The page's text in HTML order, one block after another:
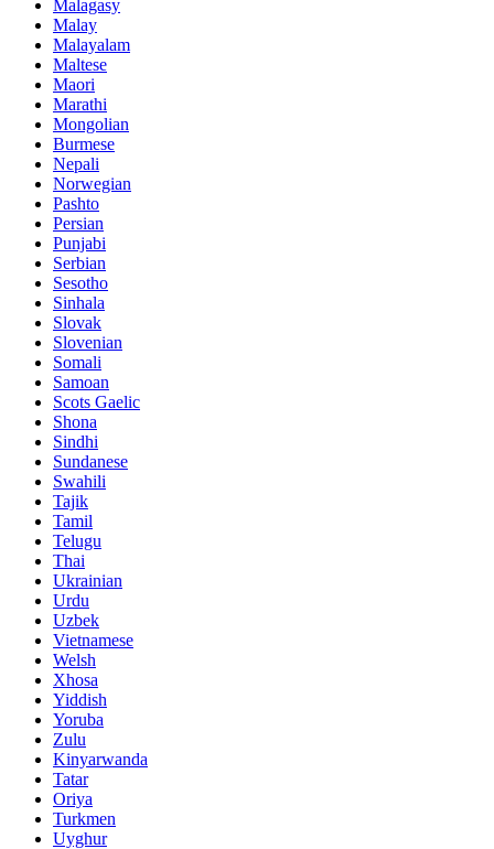
Malagasy
Malay
Malayalam
Maltese
Maori
Marathi
Mongolian
Burmese
Nepali
Norwegian
Pashto
Persian
Punjabi
Serbian
Sesotho
Sinhala
Slovak
Slovenian
Somali
Samoan
Scots Gaelic
Shona
Sindhi
Sundanese
Swahili
Tajik
Tamil
Telugu
Thai
Ukrainian
Urdu
Uzbek
Vietnamese
Welsh
Xhosa
Yiddish
Yoruba
Zulu
Kinyarwanda
Tatar
Oriya
Turkmen
Uyghur